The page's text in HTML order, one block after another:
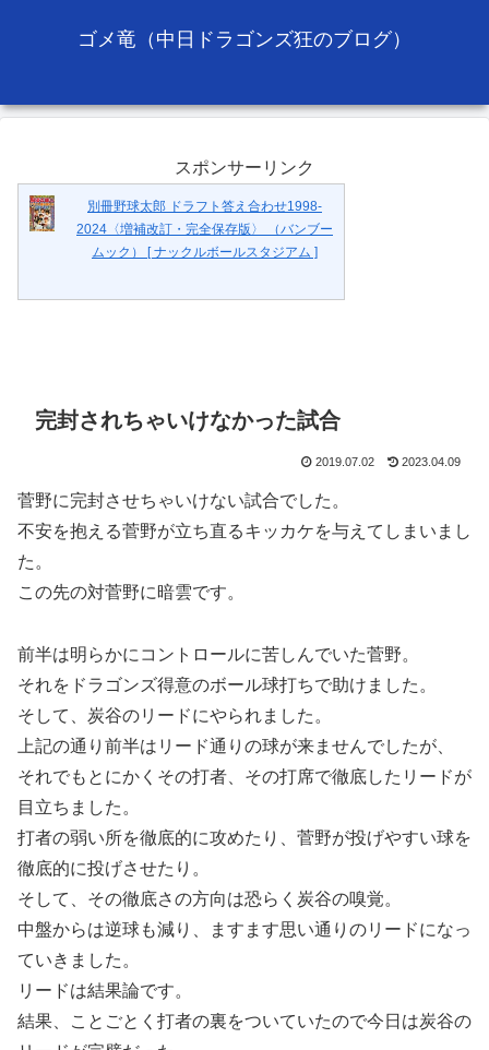
ゴメ竜（中日ドラゴンズ狂のブログ）
スポンサーリンク
別冊野球太郎 ドラフト答え合わせ1998-
2024〈増補改訂・完全保存版〉 （バンブー
ムック） [ ナックルボールスタジアム ]
完封されちゃいけなかった試合
2019.07.02 2023.04.09
菅野に完封させちゃいけない試合でした。
不安を抱える菅野が立ち直るキッカケを与えてしまいまし
た。
この先の対菅野に暗雲です。
前半は明らかにコントロールに苦しんでいた菅野。
それをドラゴンズ得意のボール球打ちで助けました。
そして、炭谷のリードにやられました。
上記の通り前半はリード通りの球が来ませんでしたが、
それでもとにかくその打者、その打席で徹底したリードが
目立ちました。
打者の弱い所を徹底的に攻めたり、菅野が投げやすい球を
徹底的に投げさせたり。
そして、その徹底さの方向は恐らく炭谷の嗅覚。
中盤からは逆球も減り、ますます思い通りのリードになっ
ていきました。
リードは結果論です。
結果、ことごとく打者の裏をついていたので今日は炭谷の